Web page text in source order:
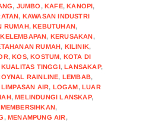
, JUMBO ,KAFE,KANOPI,
, KAWASAN INDUSTRI
RUMAH,KEBUTUHAN,
KELEMBAPAN, KERUSAKAN,
RUMAH, KILINIK,
,KOS,KOSTUM, KOTA DI
KUALITAS TINGGI,LANSAKAP,
RAINLINE, LEMBAB,
LIMPASAN AIR, LOGAM,LUAR
,MELINDUNGI LANSKAP,
MEMBERSIHKAN,
,MENAMPUNG AIR,